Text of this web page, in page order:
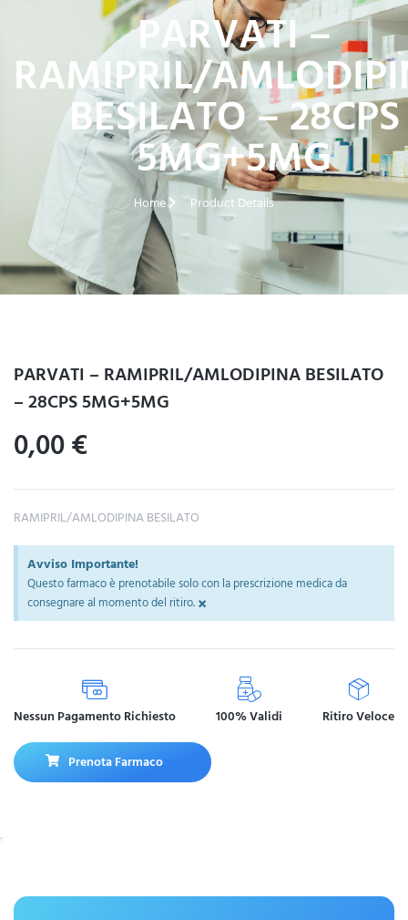
PARVATI –
RAMIPRIL/
BESILATO – 28CPS
5MG+5MG
Home Product Details
PARVATI – RAMIPRIL/AMLODIPINA BESILATO
– 28CPS 5MG+5MG
0,00€
RAMIPRIL/AMLODIPINA BESILATO
Avviso Importante!
Questo farmaco è prenotabile solo con la prescrizione medica da
consegnare al momento del ritiro.×
Nessun Pagamento Richiesto 100% Validi Ritiro Veloce
Prenota Farmaco